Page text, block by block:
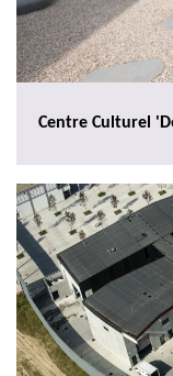
Centre Culturel